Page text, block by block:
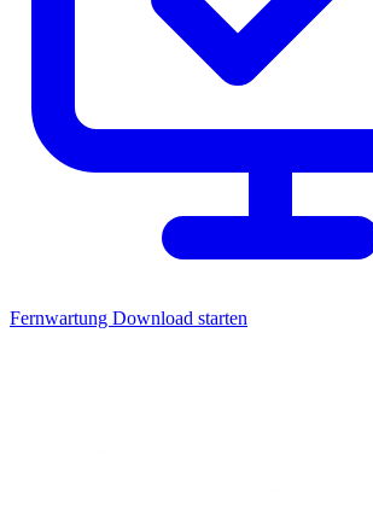
Fernwartung Download starten